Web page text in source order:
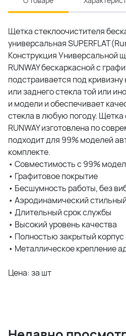
Щетка стеклоочистителя
универсальная
Конструкция Универсальной
RUNWAY бескаркасной с
подстраивается под кривизну
или заднего стекла той или
и модели и обеспечивает
стекла в любую погоду. Щетка
RUNWAY изготовлена по
подходит для 99% моделей
комплекте.
• Совместимость с 99%
• Графитовое покрытие
• Бесшумность работы, без
• Аэродинамический
• Длительный срок службы
• Высокий уровень качества
• Полностью закрытый корпус
• Металлическое крепление
Цена: за шт